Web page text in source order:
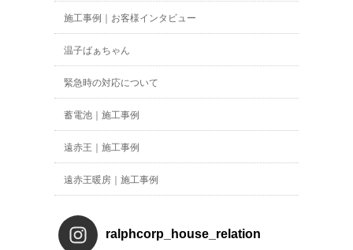
施工事例｜お客様インタビュー
温子ばぁちゃん
緊急時の対応について
蓄電池｜施工事例
遠赤王｜施工事例
遠赤王暖房｜施工事例
ralphcorp_house_relation